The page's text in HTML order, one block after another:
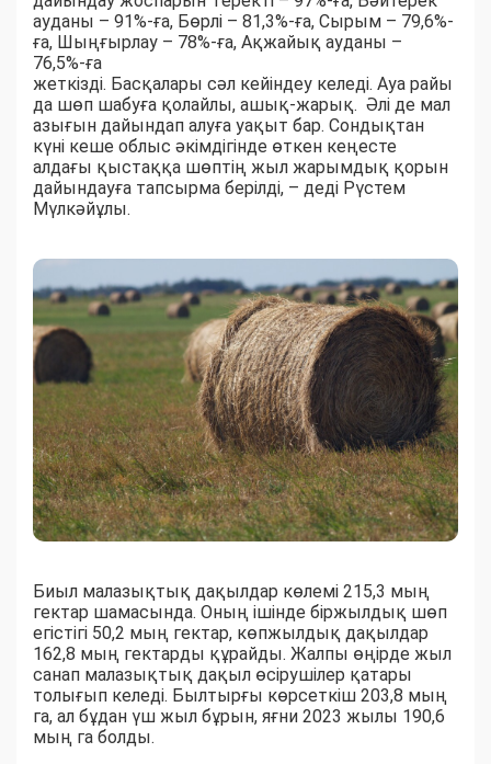
ауданы – 91%-ға, Бөрлі – 81,3%-ға, Сырым – 79,6%-
ға, Шыңғырлау – 78%-ға, Ақжайық ауданы –
76,5%-ға
жеткізді. Басқалары сәл кейіндеу келеді. Ауа райы
да шөп шабуға қолайлы, ашық-жарық. Әлі де мал
азығын дайындап алуға уақыт бар. Сондықтан
күні кеше облыс әкімдігінде өткен кеңесте
алдағы қыстаққа шөптің жыл жарымдық қорын
дайындауға тапсырма берілді, – деді Рүстем
Мүлкәйұлы.
Биыл малазықтық дақылдар көлемі 215,3 мың
гектар шамасында. Оның ішінде біржылдық шөп
егістігі 50,2 мың гектар, көпжылдық дақылдар
162,8 мың гектарды құрайды. Жалпы өңірде жыл
санап малазықтық дақыл өсірушілер қатары
толығып келеді. Былтырғы көрсеткіш 203,8 мың
га, ал бұдан үш жыл бұрын, яғни 2023 жылы 190,6
мың га болды.